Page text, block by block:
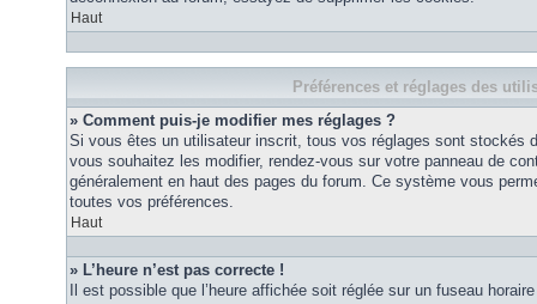
Haut
Préférences et réglages des
» Comment puis-je modifier mes réglages ?
Si vous êtes un utilisateur inscrit, tous vos réglages sont stockés
vous souhaitez les modifier, rendez-vous sur votre panneau de
généralement en haut des pages du forum. Ce système vous
toutes vos préférences.
Haut
» L’heure n’est pas correcte !
Il est possible que l’heure affichée soit réglée sur un fuseau